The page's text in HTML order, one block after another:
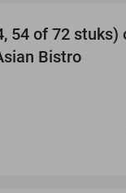
54 of 72 stuks)
Bistro